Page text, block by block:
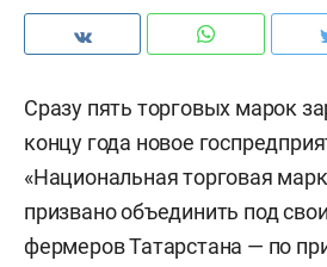
Сразу пять торговых марок
концу года новое
«Национальная торговая
призвано объединить под
фермеров Татарстана — по